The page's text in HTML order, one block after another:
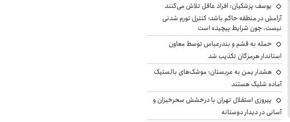
یوسف پزشکیان: افراد عاقل تلاش می‌کنند
آرامش در منطقه حاکم باشد؛ کنترل تورم شدنی
نیست، چون شرایط پیچیده است
حمله به قشم و بندرعباس توسط معاون
استاندار هرمزگان تکذیب شد
هشدار یمن به عربستان: موشک‌های بالستیک
آماده شلیک هستند
پیروزی استقلال تهران با درخشش سحرخیزان و
آسانی در دیدار دوستانه